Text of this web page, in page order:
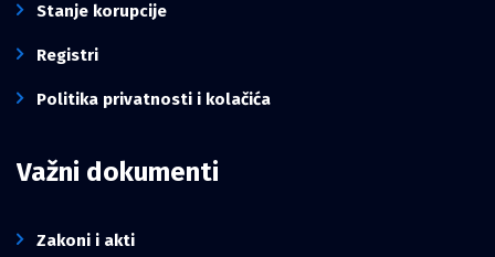
Stanje korupcije
Registri
Politika privatnosti i kolačića
Važni dokumenti
Zakoni i akti